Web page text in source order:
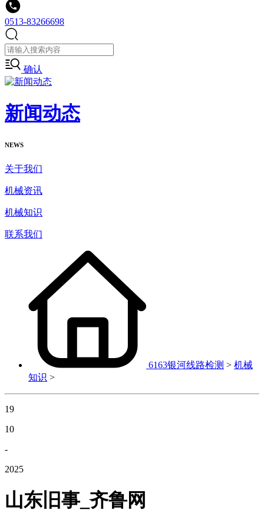
0513-83266698
确认
新闻动态
NEWS
关于我们
机械资讯
机械知识
联系我们
6163银河线路检测 > 机械
知识 >
19
10
-
2025
山东旧事_齐鲁网